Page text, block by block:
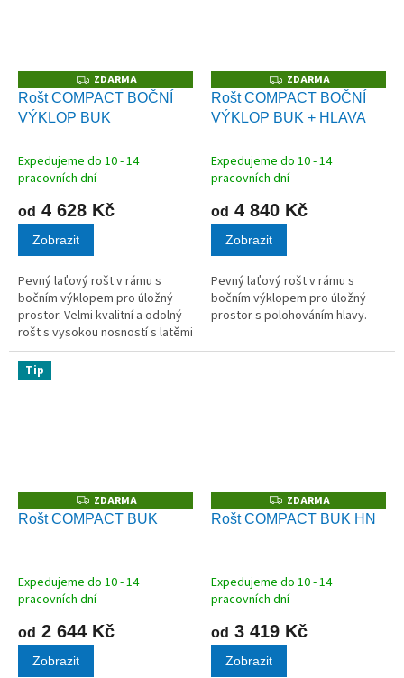
Z
D
A
R
ZDARMA
Rošt COMPACT BOČNÍ
VÝKLOP BUK
Expedujeme do 10 - 14
pracovních dní
od 4 628 Kč
Zobrazit
Pevný laťový rošt v rámu s
bočním výklopem pro úložný
prostor. Velmi kvalitní a odolný
rošt s vysokou nosností s latěmi
z masivního bukového dřeva
vhodný pro všechny typy
matrací.
Z
D
A
R
ZDARMA
Rošt COMPACT BOČNÍ
VÝKLOP BUK + HLAVA
Expedujeme do 10 - 14
pracovních dní
od 4 840 Kč
Zobrazit
Pevný laťový rošt v rámu s
bočním výklopem pro úložný
prostor s polohováním hlavy.
Tip
Z
D
A
ZDARMA
Rošt COMPACT BUK
Expedujeme do 10 - 14
pracovních dní
od 2 644 Kč
Zobrazit
Z
D
A
ZDARMA
Rošt COMPACT BUK HN
Expedujeme do 10 - 14
pracovních dní
od 3 419 Kč
Zobrazit